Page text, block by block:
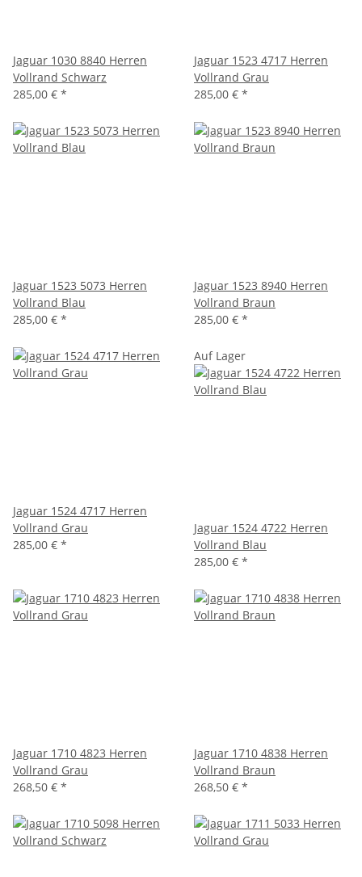
Jaguar 1030 8840 Herren
Vollrand Schwarz
285,00 € *
Jaguar 1523 4717 Herren
Vollrand Grau
285,00 € *
Jaguar 1523 5073 Herren
Vollrand Blau
285,00 € *
Jaguar 1523 8940 Herren
Vollrand Braun
285,00 € *
Jaguar 1524 4717 Herren
Vollrand Grau
285,00 € *
Auf Lager
Jaguar 1524 4722 Herren
Vollrand Blau
285,00 € *
Jaguar 1710 4823 Herren
Vollrand Grau
268,50 € *
Jaguar 1710 4838 Herren
Vollrand Braun
268,50 € *